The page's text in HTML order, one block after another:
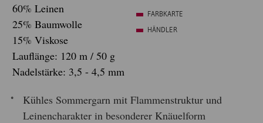
60% Leinen
25% Baumwolle
15% Viskose
Lauflänge: 120 m / 50 g
Nadelstärke: 3,5 - 4,5 mm
FARBKARTE
HÄNDLER
Kühles Sommergarn mit Flammenstruktur und
Leinencharakter in besonderer Knäuelform